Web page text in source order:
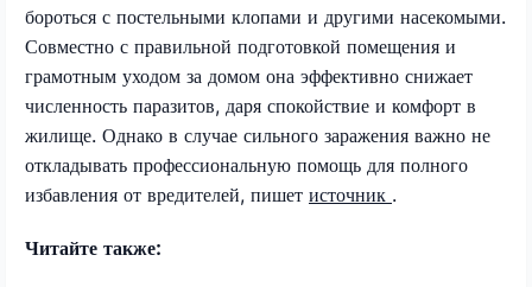
бороться с постельными клопами и другими насекомыми.
Совместно с правильной подготовкой помещения и
грамотным уходом за домом она эффективно снижает
численность паразитов, даря спокойствие и комфорт в
жилище. Однако в случае сильного заражения важно не
откладывать профессиональную помощь для полного
избавления от вредителей, пишет источник .
Читайте также: